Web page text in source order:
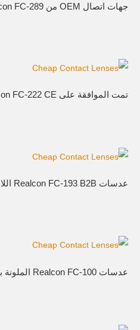
جهات اتصال OEM من Realcon FC-289
تمت الموافقة على Realcon FC-222 CE
عدسات Realcon FC-193 B2B اللاصقة
عدسات Realcon FC-100 الملونة بالجملة